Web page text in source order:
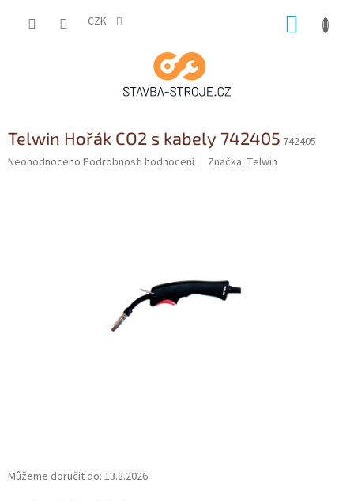
CZK
Telwin Hořák CO2 s kabely 742405 742405
Průměrné
Neohodnoceno Podrobnosti hodnocení Značka: Telwin
Můžeme doručit do: 13.8.2026